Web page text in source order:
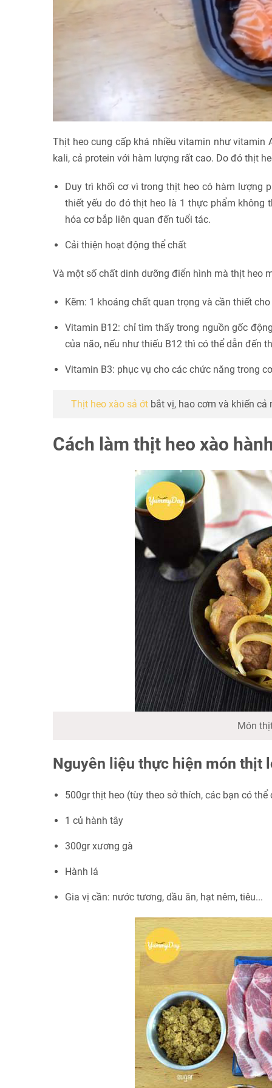
Thịt heo cung cấp khá nhiều vitamin như vitamin
kali, cả protein với hàm lượng rất cao. Do đó thịt
Duy trì khối cơ vì trong thịt heo có hàm lượng
thiết yếu do đó thịt heo là 1 thực phẩm không
hóa cơ bắp liên quan đến tuổi tác.
Cải thiện hoạt động thể chất
Và một số chất dinh dưỡng điển hình mà thịt heo
Kẽm: 1 khoáng chất quan trọng và cần thiết
Vitamin B12: chỉ tìm thấy trong nguồn gốc
của não, nếu như thiếu B12 thì có thể dẫn đến
Vitamin B3: phục vụ cho các chức năng trong
Thịt heo xào sả ớt bắt vị, hao cơm và khiến cả
Cách làm thịt heo xào
Món
Nguyên liệu thực hiện món thịt
500gr thịt heo (tùy theo sở thích, các bạn có
1 củ hành tây
300gr xương gà
Hành lá
Gia vị cần: nước tương, dầu ăn, hạt nêm, tiêu...